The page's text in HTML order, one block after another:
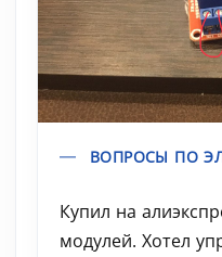
ВОПРОСЫ ПО
Купил на
модулей. Хотел